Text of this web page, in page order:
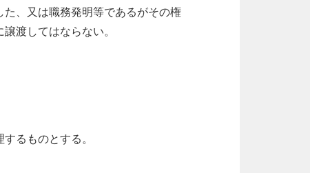
、又は職務発明等であるがその権
渡してはならない。
るものとする。